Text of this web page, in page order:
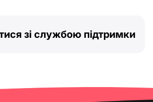
зі службою підтримки